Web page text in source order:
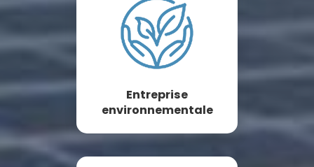
Entreprise
environnementale